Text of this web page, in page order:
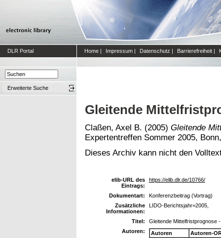
DLR Portal Home | Impressum | Datenschutz | Barrierefreiheit |
Erweiterte Suche
Gleitende
Claßen, Axel B. (2005) Gleitende
Expertentreffen Sommer 2005,
Dieses Archiv kann nicht den
elib-URL des
Eintrags:
https://elib.dlr.de/10766/
Dokumentart:
Konferenzbeitrag (Vortrag)
Zusätzliche
Informationen:
LIDO-Berichtsjahr=2005,
Titel:
Gleitende Mittelfristprognose
Autoren:
Autoren
Autoren-